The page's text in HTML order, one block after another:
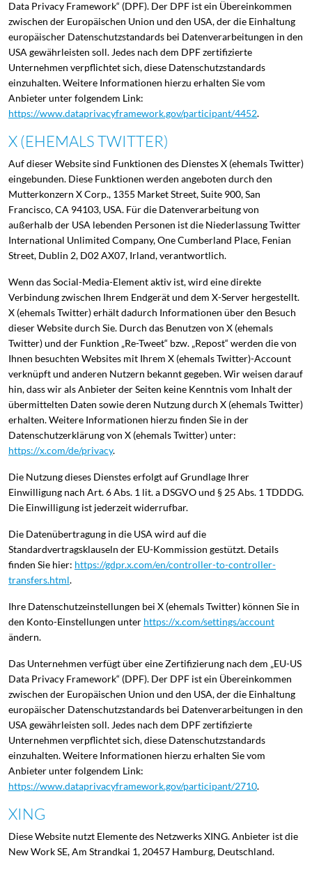
Data Privacy Framework“ (DPF). Der DPF ist ein Übereinkommen
zwischen der Europäischen Union und den USA, der die Einhaltung
europäischer Datenschutzstandards bei Datenverarbeitungen in den
USA gewährleisten soll. Jedes nach dem DPF zertifizierte
Unternehmen verpflichtet sich, diese Datenschutzstandards
einzuhalten. Weitere Informationen hierzu erhalten Sie vom
Anbieter unter folgendem Link:
https://www.dataprivacyframework.gov/participant/4452.
X (EHEMALS TWITTER)
Auf dieser Website sind Funktionen des Dienstes X (ehemals Twitter)
eingebunden. Diese Funktionen werden angeboten durch den
Mutterkonzern X Corp., 1355 Market Street, Suite 900, San
Francisco, CA 94103, USA. Für die Datenverarbeitung von
außerhalb der USA lebenden Personen ist die Niederlassung Twitter
International Unlimited Company, One Cumberland Place, Fenian
Street, Dublin 2, D02 AX07, Irland, verantwortlich.
Wenn das Social-Media-Element aktiv ist, wird eine direkte
Verbindung zwischen Ihrem Endgerät und dem X-Server hergestellt.
X (ehemals Twitter) erhält dadurch Informationen über den Besuch
dieser Website durch Sie. Durch das Benutzen von X (ehemals
Twitter) und der Funktion „Re-Tweet“ bzw. „Repost“ werden die von
Ihnen besuchten Websites mit Ihrem X (ehemals Twitter)-Account
verknüpft und anderen Nutzern bekannt gegeben. Wir weisen darauf
hin, dass wir als Anbieter der Seiten keine Kenntnis vom Inhalt der
übermittelten Daten sowie deren Nutzung durch X (ehemals Twitter)
erhalten. Weitere Informationen hierzu finden Sie in der
Datenschutzerklärung von X (ehemals Twitter) unter:
https://x.com/de/privacy.
Die Nutzung dieses Dienstes erfolgt auf Grundlage Ihrer
Einwilligung nach Art. 6 Abs. 1 lit. a DSGVO und § 25 Abs. 1 TDDDG.
Die Einwilligung ist jederzeit widerrufbar.
Die Datenübertragung in die USA wird auf die
Standardvertragsklauseln der EU-Kommission gestützt. Details
finden Sie hier: https://gdpr.x.com/en/controller-to-controller-
transfers.html.
Ihre Datenschutzeinstellungen bei X (ehemals Twitter) können Sie in
den Konto-Einstellungen unter https://x.com/settings/account
ändern.
Das Unternehmen verfügt über eine Zertifizierung nach dem „EU-US
Data Privacy Framework“ (DPF). Der DPF ist ein Übereinkommen
zwischen der Europäischen Union und den USA, der die Einhaltung
europäischer Datenschutzstandards bei Datenverarbeitungen in den
USA gewährleisten soll. Jedes nach dem DPF zertifizierte
Unternehmen verpflichtet sich, diese Datenschutzstandards
einzuhalten. Weitere Informationen hierzu erhalten Sie vom
Anbieter unter folgendem Link:
https://www.dataprivacyframework.gov/participant/2710.
XING
Diese Website nutzt Elemente des Netzwerks XING. Anbieter ist die
New Work SE, Am Strandkai 1, 20457 Hamburg, Deutschland.